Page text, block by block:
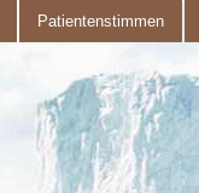
Patientenstimmen